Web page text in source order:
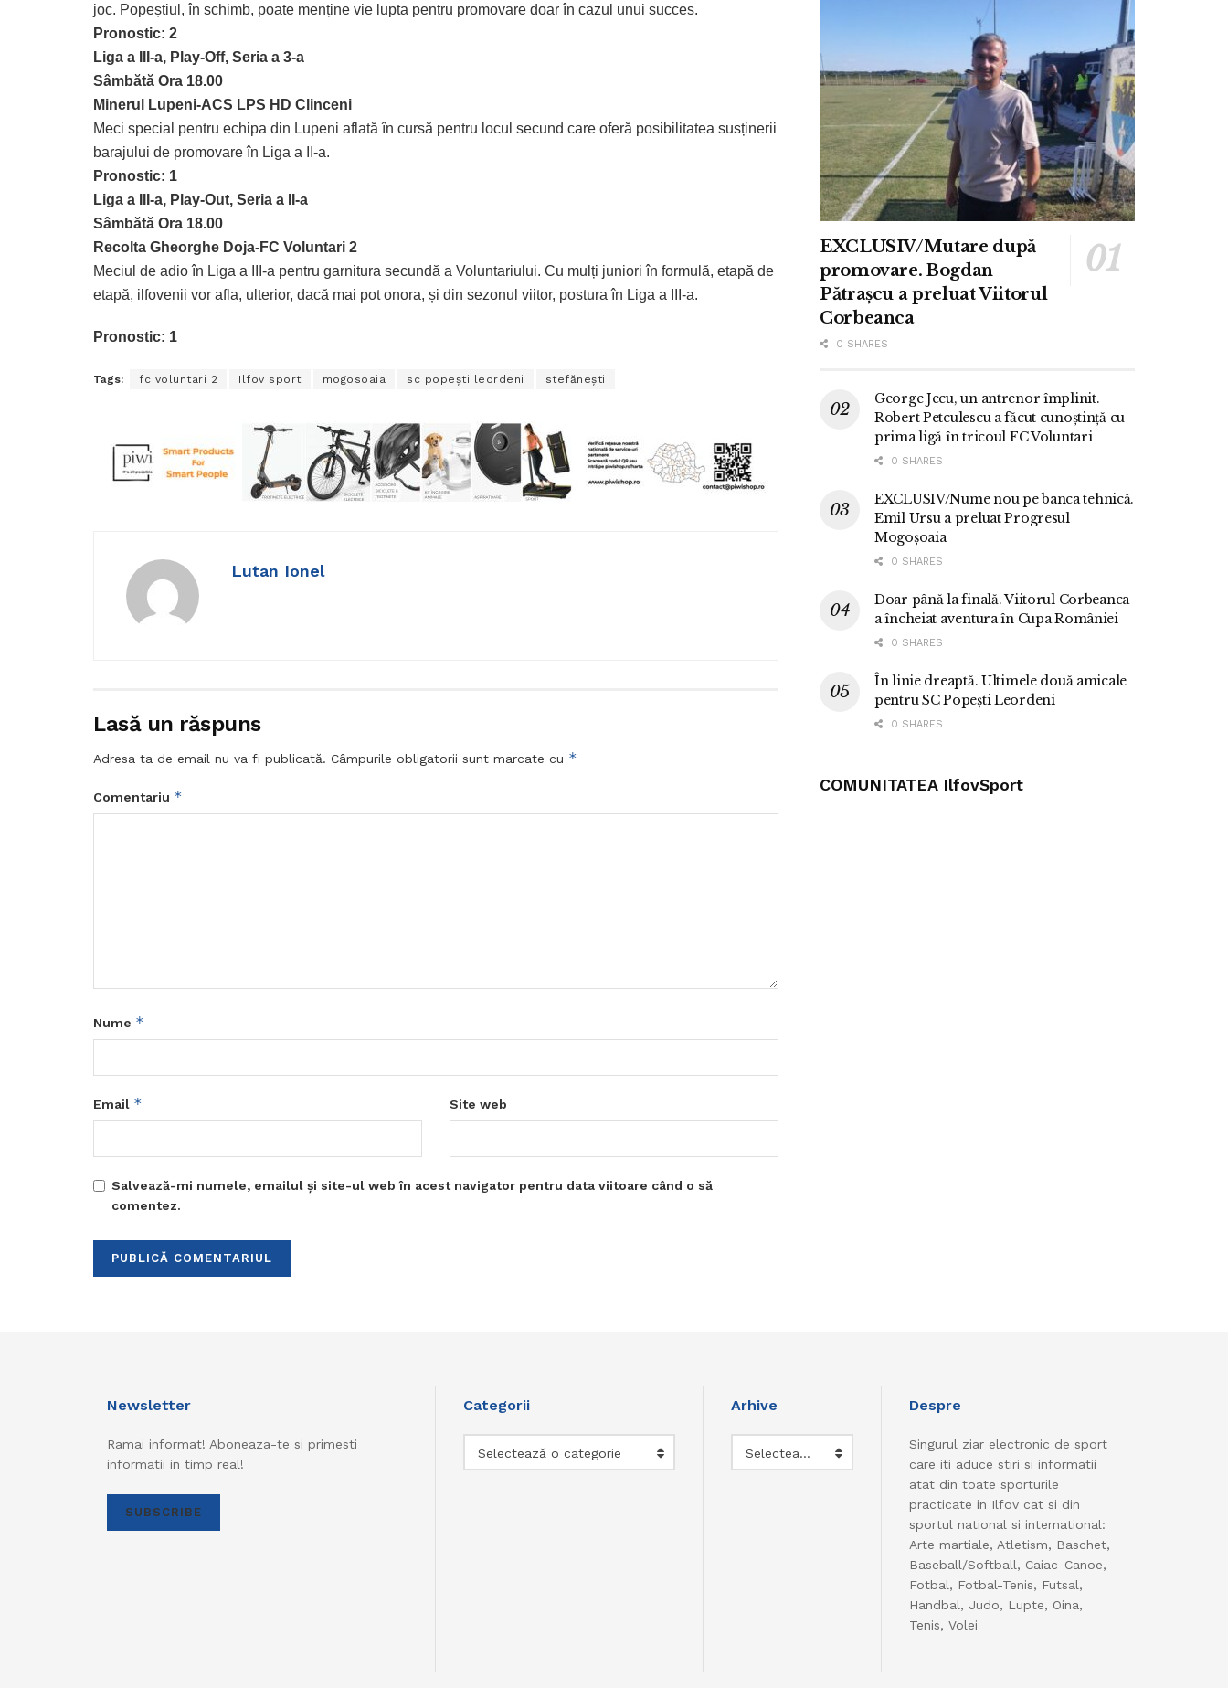
joc. Popeștiul, în schimb, poate menține vie lupta pentru promovare doar în cazul unui succes.
Pronostic: 2
Liga a III-a, Play-Off, Seria a 3-a
Sâmbătă Ora 18.00
Minerul Lupeni-ACS LPS HD Clinceni
Meci special pentru echipa din Lupeni aflată în cursă pentru locul secund care oferă posibilitatea susținerii
barajului de promovare în Liga a II-a.
Pronostic: 1
Liga a III-a, Play-Out, Seria a II-a
Sâmbătă Ora 18.00
Recolta Gheorghe Doja-FC Voluntari 2
Meciul de adio în Liga a III-a pentru garnitura secundă a Voluntariului. Cu mulți juniori în formulă, etapă de
etapă, ilfovenii vor afla, ulterior, dacă mai pot onora, și din sezonul viitor, postura în Liga a III-a.
Pronostic: 1
Tags: fc voluntari 2 Ilfov sport mogosoaia sc popeşti leordeni stefănești
Lutan Ionel
Lasă un răspuns
Adresa ta de email nu va fi publicată. Câmpurile obligatorii sunt marcate cu *
Comentariu *
Nume *
Email * Site web
Salvează-mi numele, emailul și site-ul web în acest navigator pentru data viitoare când o să
comentez.
EXCLUSIV/Mutare după
promovare. Bogdan
Pătrașcu a preluat Viitorul
Corbeanca
0 SHARES
George Jecu, un antrenor împlinit.
Robert Petculescu a făcut cunoștință cu
prima ligă în tricoul FC Voluntari
0 SHARES
EXCLUSIV/Nume nou pe banca tehnică.
Emil Ursu a preluat Progresul
Mogoșoaia
0 SHARES
Doar până la finală. Viitorul Corbeanca
a încheiat aventura în Cupa României
0 SHARES
În linie dreaptă. Ultimele două amicale
pentru SC Popești Leordeni
0 SHARES
COMUNITATEA IlfovSport
Newsletter
Ramai informat! Aboneaza-te si primesti
informatii in timp real!
SUBSCRIBE
Categorii
Selectează o categorie
Arhive
Selectează luna
Despre
Singurul ziar electronic de sport
care iti aduce stiri si informatii
atat din toate sporturile
practicate in Ilfov cat si din
sportul national si international:
Arte martiale, Atletism, Baschet,
Baseball/Softball, Caiac-Canoe,
Fotbal, Fotbal-Tenis, Futsal,
Handbal, Judo, Lupte, Oina,
Tenis, Volei